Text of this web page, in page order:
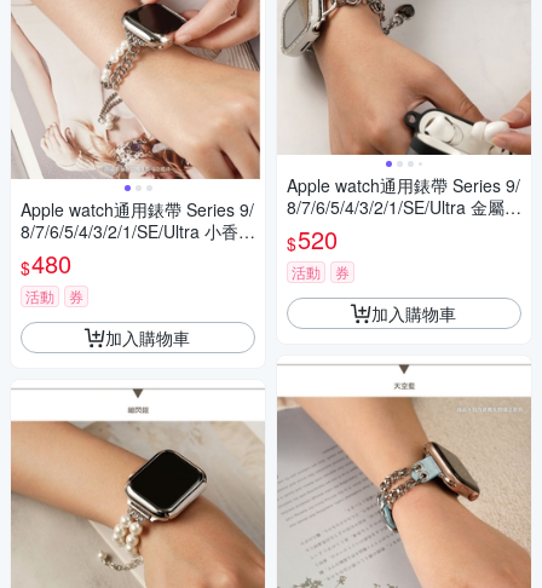
Apple watch通用錶帶 Series 9/
8/7/6/5/4/3/2/1/SE/Ultra 小香皮
革拼接珍珠飾品錶帶
$480
活動 券
加入購物車
Apple watch通用錶帶 Series 9/
8/7/6/5/4/3/2/1/SE/Ultra 金屬扭
圈浪漫愛心墜飾錶帶
$520
活動 券
加入購物車